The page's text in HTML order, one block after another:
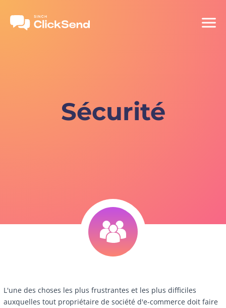
Sécurité
L'une des choses les plus frustrantes et les plus difficiles
auxquelles tout propriétaire de société d'e-commerce doit faire